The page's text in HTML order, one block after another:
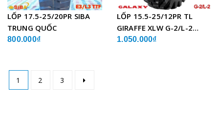
LỐP 17.5-25/20PR SIBA
TRUNG QUỐC
800.000₫
LỐP 15.5-25/12PR TL
GIRAFFE XLW G-2/L-2
GALAXY ẤN ĐỘ
1.050.000₫
1 2 3